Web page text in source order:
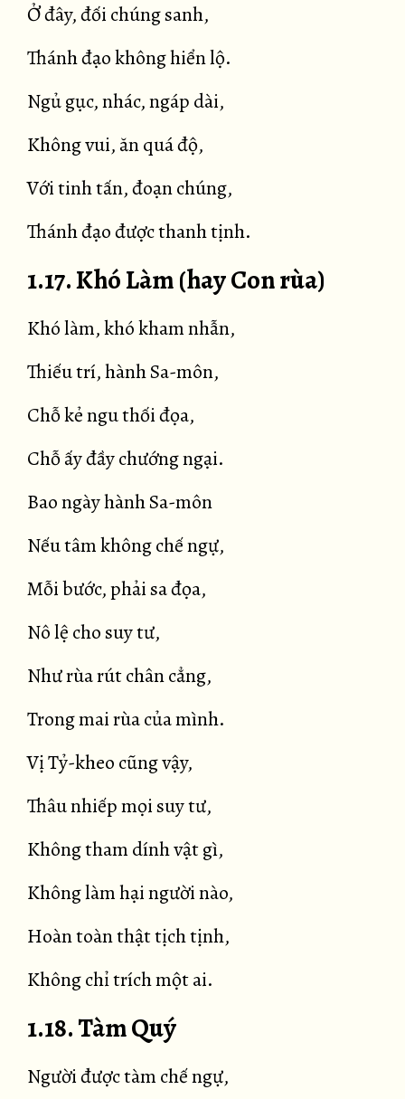
Ở đây, đối chúng sanh,
Thánh đạo không hiển lộ.
Ngủ gục, nhác, ngáp dài,
Không vui, ăn quá độ,
Với tinh tấn, đoạn chúng,
Thánh đạo được thanh tịnh.
1.17. Khó Làm (hay Con rùa)
Khó làm, khó kham nhẫn,
Thiếu trí, hành Sa-môn,
Chỗ kẻ ngu thối đọa,
Chỗ ấy đầy chướng ngại.
Bao ngày hành Sa-môn
Nếu tâm không chế ngự,
Mỗi bước, phải sa đọa,
Nô lệ cho suy tư,
Như rùa rút chân cẳng,
Trong mai rùa của mình.
Vị Tỷ-kheo cũng vậy,
Thâu nhiếp mọi suy tư,
Không tham dính vật gì,
Không làm hại người nào,
Hoàn toàn thật tịch tịnh,
Không chỉ trích một ai.
1.18. Tàm Quý
Người được tàm chế ngự,